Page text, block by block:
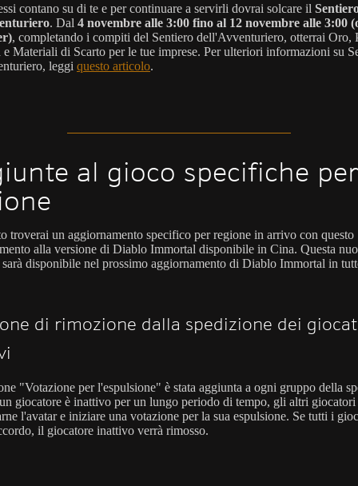
contano su di te e per continuare a servirli dovrai solcare il
. Dal 4 novembre alle 3:00 fino al 12 novembre alle 3:00
, completando i compiti del Sentiero dell'Avventuriero, otterrai Oro,
e Materiali di Scarto per le tue imprese. Per ulteriori informazioni su
leggi questo articolo.
al gioco specifiche per
troverai un aggiornamento specifico per regione in arrivo con questo
alla versione di Diablo Immortal disponibile in Cina. Questa
disponibile nel prossimo aggiornamento di Diablo Immortal in
di rimozione dalla spedizione dei
"Votazione per l'espulsione" è stata aggiunta a ogni gruppo della
giocatore è inattivo per un lungo periodo di tempo, gli altri giocatori
l'avatar e iniziare una votazione per la sua espulsione. Se tutti i
il giocatore inattivo verrà rimosso.